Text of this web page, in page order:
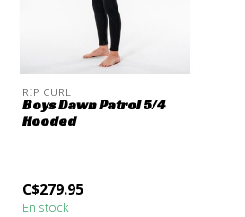
RIP CURL
Boys Dawn Patrol 5/4
Hooded
C$279.95
En stock